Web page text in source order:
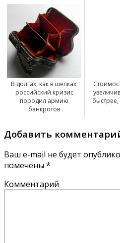
В долгах, как в шелках:
российский кризис
породил армию
банкротов
Добавить
Ваш e-mail не будет
помечены *
Комментарий